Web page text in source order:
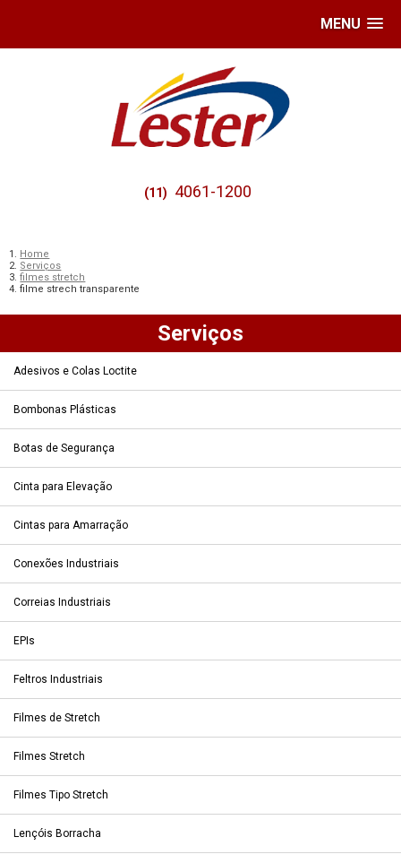
MENU
(11) 4061-1200
Home
Serviços
filmes stretch
filme strech transparente
Serviços
Adesivos e Colas Loctite
Bombonas Plásticas
Botas de Segurança
Cinta para Elevação
Cintas para Amarração
Conexões Industriais
Correias Industriais
EPIs
Feltros Industriais
Filmes de Stretch
Filmes Stretch
Filmes Tipo Stretch
Lençóis Borracha